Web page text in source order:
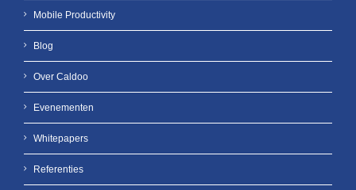
Mobile Productivity
Blog
Over Caldoo
Evenementen
Whitepapers
Referenties